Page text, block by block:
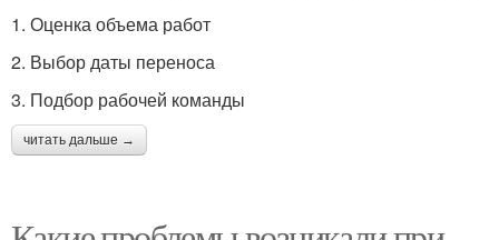
1. Оценка объема работ
2. Выбор даты переноса
3. Подбор рабочей команды
читать дальше →